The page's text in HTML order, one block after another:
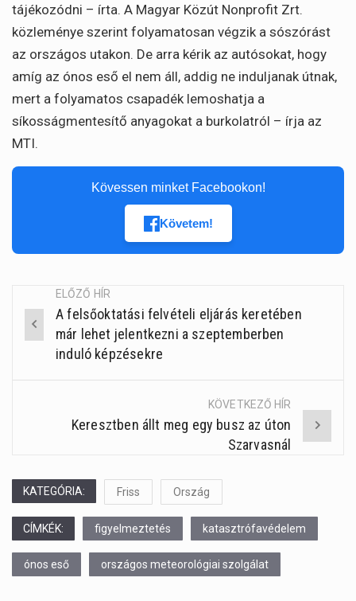
tájékozódni – írta. A Magyar Közút Nonprofit Zrt.
közleménye szerint folyamatosan végzik a sószórást
az országos utakon. De arra kérik az autósokat, hogy
amíg az ónos eső el nem áll, addig ne induljanak útnak,
mert a folyamatos csapadék lemoshatja a
síkosságmentesítő anyagokat a burkolatról – írja az
MTI.
Kövessen minket Facebookon!
Követem!
Post
navigation
ELŐZŐ HÍR
A felsőoktatási felvételi eljárás keretében
már lehet jelentkezni a szeptemberben
induló képzésekre
KÖVETKEZŐ HÍR
Keresztben állt meg egy busz az úton
Szarvasnál
KATEGÓRIA: Friss Ország
CÍMKÉK: figyelmeztetés katasztrófavédelem
ónos eső országos meteorológiai szolgálat